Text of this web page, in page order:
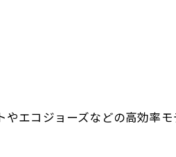
エコジョーズなどの高効率モ